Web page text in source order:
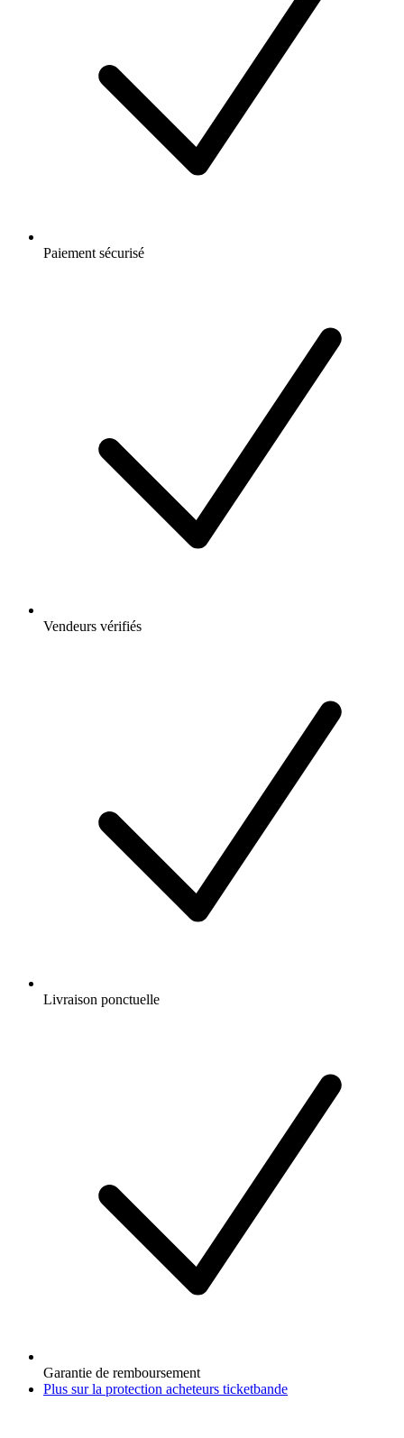
Paiement sécurisé
Vendeurs vérifiés
Livraison ponctuelle
Garantie de remboursement
Plus sur la protection acheteurs ticketbande